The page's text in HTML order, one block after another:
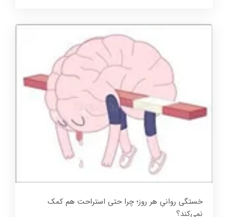
خستگی روانیِ هر روز؛ چرا حتی استراحت هم کمک
نمی‌کند؟